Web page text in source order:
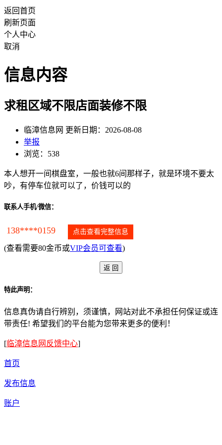
返回首页
刷新页面
个人中心
取消
信息内容
求租区域不限店面装修不限
临漳信息网 更新日期：2026-08-08
举报
浏览：538
本人想开一间棋盘室，一般也就6间那样子，就是环境不要太
吵，有停车位就可以了，价钱可以的
联系人手机/微信：
138****0159 点击查看完整信息
(查看需要80金币或VIP会员可查看)
特此声明：
信息真伪请自行辨别，须谨慎，网站对此不承担任何保证或连
带责任! 希望我们的平台能为您带来更多的便利！
[临漳信息网反馈中心]
首页
发布信息
账户